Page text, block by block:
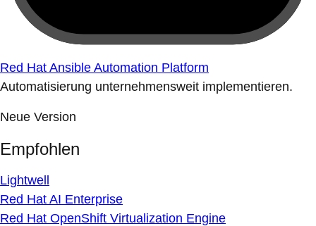
Red Hat Ansible Automation Platform
Automatisierung unternehmensweit implementieren.
Neue Version
Empfohlen
Lightwell
Red Hat AI Enterprise
Red Hat OpenShift Virtualization Engine